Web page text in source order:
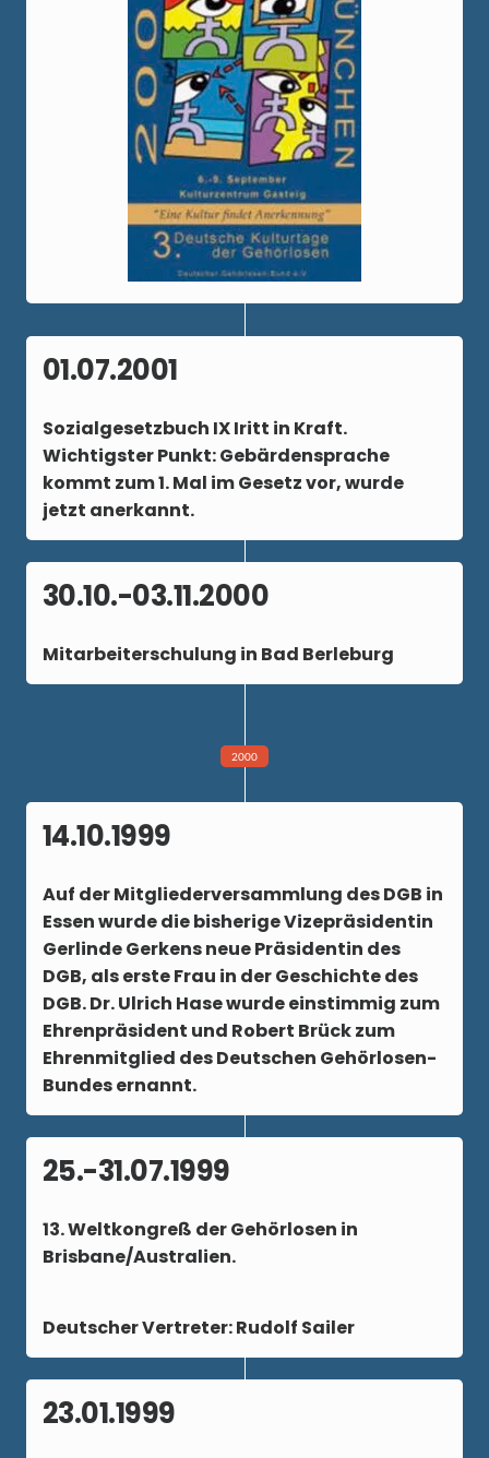
01.07.2001
Sozialgesetzbuch IX Iritt in Kraft.
Wichtigster Punkt: Gebärdensprache
kommt zum 1. Mal im Gesetz vor, wurde
jetzt anerkannt.
30.10.-03.11.2000
Mitarbeiterschulung in Bad Berleburg
2000
14.10.1999
Auf der Mitgliederversammlung des DGB in
Essen wurde die bisherige Vizepräsidentin
Gerlinde Gerkens neue Präsidentin des
DGB, als erste Frau in der Geschichte des
DGB. Dr. Ulrich Hase wurde einstimmig zum
Ehrenpräsident und Robert Brück zum
Ehrenmitglied des Deutschen Gehörlosen-
Bundes ernannt.
25.-31.07.1999
13. Weltkongreß der Gehörlosen in
Brisbane/Australien.
Deutscher Vertreter: Rudolf Sailer
23.01.1999